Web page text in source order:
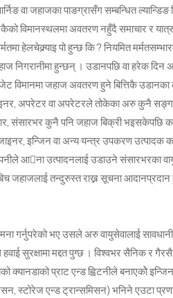
वा जहाजका पाङग्रासँग सम्बन्धित
विमानस्थलमा अवतरण नहुँदै समाचार र
हेलचेक्र्याइ पो हुन्छ कि ? नियमित
हुन्छन् । उडानपछि वा हरेक दिन
विमानमा जहाज अवतरण हुने बित्तिकै
अपरेटर वा अपरेटरले तोकेका अरु कुनै
संसारभर कुनै पनि जहाज बिक्री भइसकेपछि
इन्जिन वा अन्य यन्त्र उपकरण उत्पादक
आना उत्पादनलाई उडाउने संसारभरका
जहाजलाई तन्दुरुस्त राख्न सूचना आदानप्रदान
गर्नुपरेको भए उसले अरु वायुसेवालाई
सुरक्षामा मद्दत पुग्छ । विश्वभर सैनिक र
क्यानडाको प्राट एन्ड ह्विटनीले बनाएकोे
स्टोरेज एन्ड ट्रान्समिसन) भनिने एउटा